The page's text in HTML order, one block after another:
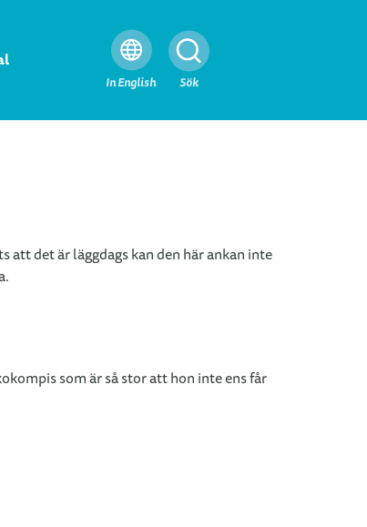
In English Sök
Stäng
att det är läggdags kan den här ankan inte
som är så stor att hon inte ens får